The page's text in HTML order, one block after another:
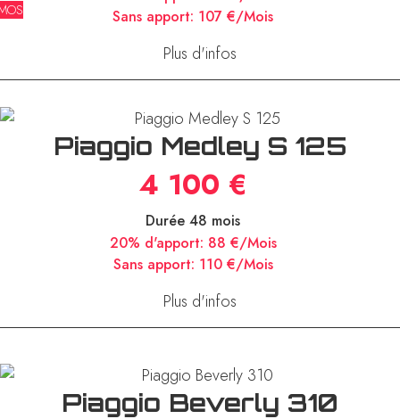
Sans apport: 107 €/Mois
Plus d'infos
Piaggio Medley S 125
4 100 €
Durée 48 mois
20% d'apport: 88 €/Mois
Sans apport: 110 €/Mois
Plus d'infos
Piaggio Beverly 310